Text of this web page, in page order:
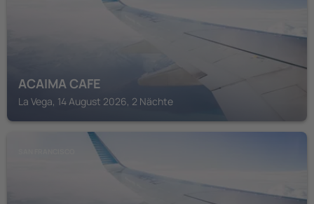
ACAIMA CAFE
La Vega, 14 August 2026, 2 Nächte